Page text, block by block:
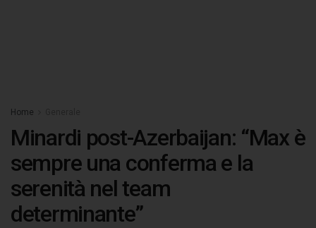
Home
Minardi post-Azerbaijan: “Max è
sempre una conferma e la
serenità nel team
determinante”